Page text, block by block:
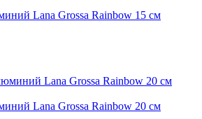
Lana Grossa Rainbow 15 см
Lana Grossa Rainbow 20 см